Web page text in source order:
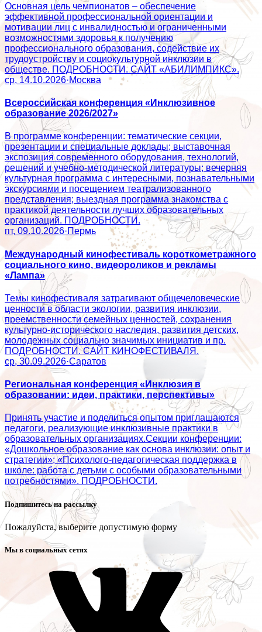
Основная цель чемпионатов – обеспечение
эффективной профессиональной ориентации и
мотивации лиц с инвалидностью и ограниченными
возможностями здоровья к получению
профессионального образования, содействие их
трудоустройству и социокультурной инклюзии в
обществе. ПОДРОБНОСТИ. САЙТ «АБИЛИМПИКС».
ср, 14.10.2026·Москва
Всероссийская конференция «Инклюзивное
образование 2026/2027»
В программе конференции: тематические секции,
презентации и специальные доклады; выставочная
экспозиция современного оборудования, технологий,
решений и учебно-методической литературы; вечерняя
культурная программа с интересными, познавательными
экскурсиями и посещением театрализованного
представления; выездная программа знакомства с
практикой деятельности лучших образовательных
организаций. ПОДРОБНОСТИ.
пт, 09.10.2026·Пермь
Международный кинофестиваль короткометражного
социального кино, видеороликов и рекламы
«Лампа»
Темы кинофестиваля затрагивают общечеловеческие
ценности в области экологии, развития инклюзии,
преемственности семейных ценностей, сохранения
культурно-исторического наследия, развития детских,
молодежных социально значимых инициатив и пр.
ПОДРОБНОСТИ. САЙТ КИНОФЕСТИВАЛЯ.
ср, 30.09.2026·Саратов
Региональная конференция «Инклюзия в
образовании: идеи, практики, перспективы»
Принять участие и поделиться опытом приглашаются
педагоги, реализующие инклюзивные практики в
образовательных организациях.Секции конференции:
«Дошкольное образование как основа инклюзии: опыт и
стратегии»; «Психолого‑педагогическая поддержка в
школе: работа с детьми с особыми образовательными
потребностями». ПОДРОБНОСТИ.
Подпишитесь на рассылку
Пожалуйста, выберите допустимую форму
Мы в социальных сетях